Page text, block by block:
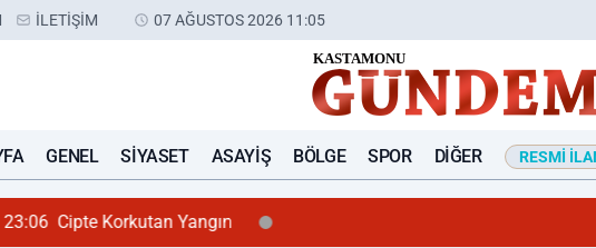
İLETIŞIM 07 AĞUSTOS 2026 11:05
GENEL SIYASET ASAYIŞ BÖLGE SPOR DIĞER RESMI
23:06 Cipte Korkutan Yangın